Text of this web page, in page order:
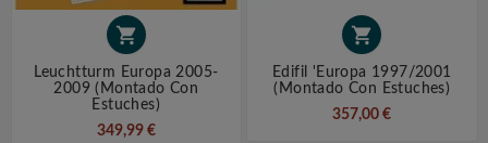

Leuchtturm Europa 2005-
2009 (montado Con
Estuches)
349,99 €

Edifil 'Europa 1997/2001
(montado Con Estuches)
357,00 €